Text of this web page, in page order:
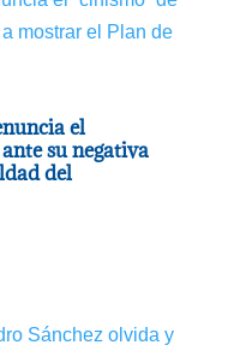
el
su negativa
del